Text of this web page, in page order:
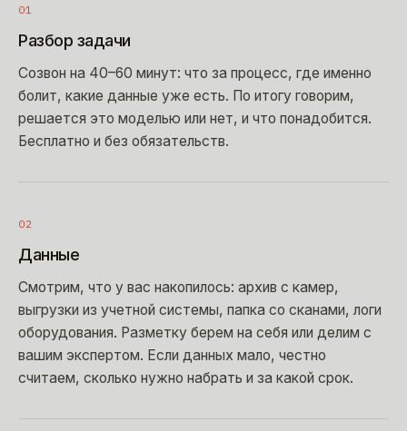
01
Разбор задачи
Созвон на 40–60 минут: что за процесс, где именно
болит, какие данные уже есть. По итогу говорим,
решается это моделью или нет, и что понадобится.
Бесплатно и без обязательств.
02
Данные
Смотрим, что у вас накопилось: архив с камер,
выгрузки из учетной системы, папка со сканами, логи
оборудования. Разметку берем на себя или делим с
вашим экспертом. Если данных мало, честно
считаем, сколько нужно набрать и за какой срок.